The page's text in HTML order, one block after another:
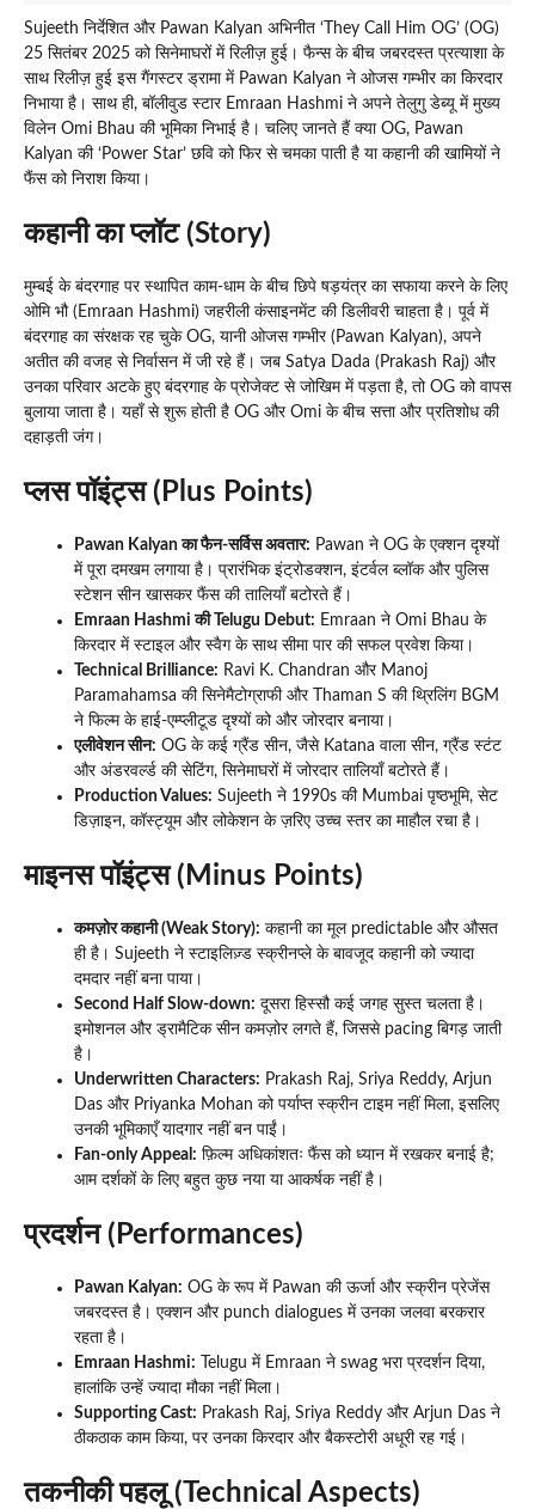
Sujeeth निर्देशित और Pawan Kalyan अभिनीत ‘They Call Him OG’ (OG)
25 सितंबर 2025 को सिनेमाघरों में रिलीज़ हुई। फैन्स के बीच जबरदस्त प्रत्याशा के
साथ रिलीज़ हुई इस गैंगस्टर ड्रामा में Pawan Kalyan ने ओजस गम्भीर का किरदार
निभाया है। साथ ही, बॉलीवुड स्टार Emraan Hashmi ने अपने तेलुगु डेब्यू में मुख्य
विलेन Omi Bhau की भूमिका निभाई है। चलिए जानते हैं क्या OG, Pawan
Kalyan की ‘Power Star’ छवि को फिर से चमका पाती है या कहानी की खामियों ने
फैंस को निराश किया।
कहानी का प्लॉट (Story)
मुम्बई के बंदरगाह पर स्थापित काम-धाम के बीच छिपे षड़यंत्र का सफाया करने के लिए
ओमि भौ (Emraan Hashmi) जहरीली कंसाइनमेंट की डिलीवरी चाहता है। पूर्व में
बंदरगाह का संरक्षक रह चुके OG, यानी ओजस गम्भीर (Pawan Kalyan), अपने
अतीत की वजह से निर्वासन में जी रहे हैं। जब Satya Dada (Prakash Raj) और
उनका परिवार अटके हुए बंदरगाह के प्रोजेक्ट से जोखिम में पड़ता है, तो OG को वापस
बुलाया जाता है। यहाँ से शुरू होती है OG और Omi के बीच सत्ता और प्रतिशोध की
दहाड़ती जंग।
प्लस पॉइंट्स (Plus Points)
Pawan Kalyan का फैन-सर्विस अवतार: Pawan ने OG के एक्शन दृश्यों
में पूरा दमखम लगाया है। प्रारंभिक इंट्रोडक्शन, इंटर्वल ब्लॉक और पुलिस
स्टेशन सीन खासकर फैंस की तालियाँ बटोरते हैं।
Emraan Hashmi की Telugu Debut: Emraan ने Omi Bhau के
किरदार में स्टाइल और स्वैग के साथ सीमा पार की सफल प्रवेश किया।
Technical Brilliance: Ravi K. Chandran और Manoj
Paramahamsa की सिनेमैटोग्राफी और Thaman S की थ्रिलिंग BGM
ने फिल्म के हाई-एम्प्लीटूड दृश्यों को और जोरदार बनाया।
एलीवेशन सीन: OG के कई ग्रैंड सीन, जैसे Katana वाला सीन, ग्रैंड स्टंट
और अंडरवर्ल्ड की सेटिंग, सिनेमाघरों में जोरदार तालियाँ बटोरते हैं।
Production Values: Sujeeth ने 1990s की Mumbai पृष्ठभूमि, सेट
डिज़ाइन, कॉस्ट्यूम और लोकेशन के ज़रिए उच्च स्तर का माहौल रचा है।
माइनस पॉइंट्स (Minus Points)
कमज़ोर कहानी (Weak Story): कहानी का मूल predictable और औसत
ही है। Sujeeth ने स्टाइलिज़्ड स्क्रीनप्ले के बावजूद कहानी को ज्यादा
दमदार नहीं बना पाया।
Second Half Slow-down: दूसरा हिस्सौ कई जगह सुस्त चलता है।
इमोशनल और ड्रामैटिक सीन कमज़ोर लगते हैं, जिससे pacing बिगड़ जाती
है।
Underwritten Characters: Prakash Raj, Sriya Reddy, Arjun
Das और Priyanka Mohan को पर्याप्त स्क्रीन टाइम नहीं मिला, इसलिए
उनकी भूमिकाएँ यादगार नहीं बन पाईं।
Fan-only Appeal: फ़िल्म अधिकांशतः फैंस को ध्यान में रखकर बनाई है;
आम दर्शकों के लिए बहुत कुछ नया या आकर्षक नहीं है।
प्रदर्शन (Performances)
Pawan Kalyan: OG के रूप में Pawan की ऊर्जा और स्क्रीन प्रेजेंस
जबरदस्त है। एक्शन और punch dialogues में उनका जलवा बरकरार
रहता है।
Emraan Hashmi: Telugu में Emraan ने swag भरा प्रदर्शन दिया,
हालांकि उन्हें ज्यादा मौका नहीं मिला।
Supporting Cast: Prakash Raj, Sriya Reddy और Arjun Das ने
ठीकठाक काम किया, पर उनका किरदार और बैकस्टोरी अधूरी रह गई।
तकनीकी पहलू (Technical Aspects)